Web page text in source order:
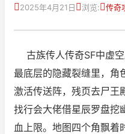
2025年4月21日 浏览: 传奇
古族传人传奇SF中虚
最底层的隐藏裂缝里，角
激活传送阵，残页去尸王
找行会大佬借星辰罗盘挖
血上限。地图四个角飘着